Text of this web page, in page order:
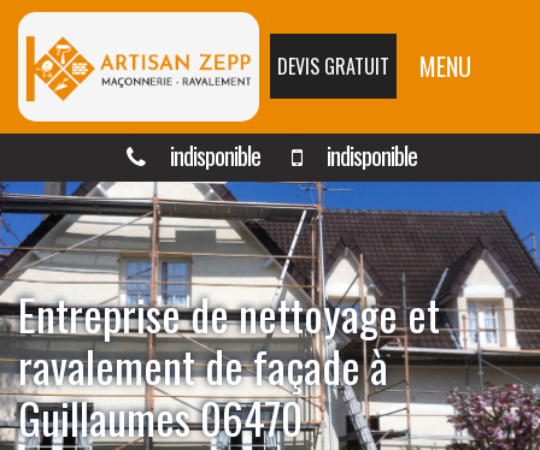
DEVIS GRATUIT MENU
indisponible indisponible
Entreprise de nettoyage et
ravalement de façade à
Guillaumes 06470